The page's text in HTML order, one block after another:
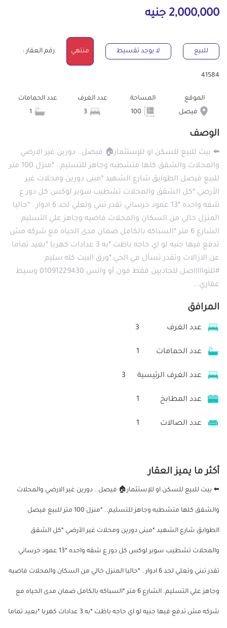
2,000,000 جنيه
للبيع لا يوجد تقسيط منتهي رقم العقار :
41584
الموقع
فيصل
المساحة
عدد الغرف
عدد الحمامات
الوصف
⬅️ بيت للبيع للسكن او للإستثمار🏠 فيصل.. دورين غير الارضي
والمحلات والشقق كلها متشطبه وجاهز للتسليم.. *منزل 100 متر
للبيع فيصل الطوابق شارع الشهيد *مبنى دورين ومحلات غير
الأرضي *كل الشقق والمحلات تشطيب سوبر لوكس كل دور ع
شقه واحده *13 عمود خرساني تقدر تبني وتعلي لحد 6 ادوار . *حاليا
المنزل خالي من السكان والمحلات فاضيه وجاهز علي التسليم.
الشارع 6 متر *السباكه بالكامل ضمان مدى الحياه مع شركه مش
تدفع فيها جنيه لو اي حاجه باظت *به 3 عدادات كهربا *بعيد تماما
عن الازالات وتقدر تسأل في الحي *ورق البيت كله سليم
#للتواااااصل للجاديين فقط فون أو واتس 01091229430 وسيط
عقاري...
المرافق
عدد الغرف 3
عدد الحمامات 1
عدد الغرف الرئيسية 3
عدد المطابخ 1
عدد الصالات 1
أكثر ما يميز العقار
⬅️ بيت للبيع للسكن او للإستثمار🏠 فيصل.. دورين غير الارضي والمحلات
والشقق كلها متشطبه وجاهز للتسليم.. *منزل 100 متر للبيع فيصل
الطوابق شارع الشهيد *مبنى دورين ومحلات غير الأرضي *كل الشقق
والمحلات تشطيب سوبر لوكس كل دور ع شقه واحده *13 عمود خرساني
تقدر تبني وتعلي لحد 6 ادوار . *حاليا المنزل خالي من السكان والمحلات فاضيه
وجاهز علي التسليم. الشارع 6 متر *السباكه بالكامل ضمان مدى الحياه مع
شركه مش تدفع فيها جنيه لو اي حاجه باظت *به 3 عدادات كهربا *بعيد تماما